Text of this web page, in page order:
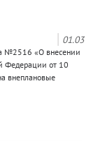
01.03
№2516 «О внесении
Федерации от 10
внеплановые